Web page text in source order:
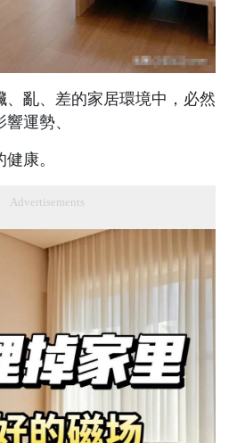
、亂、差的家居環境中，必然
運勢、
康。
Advertisements